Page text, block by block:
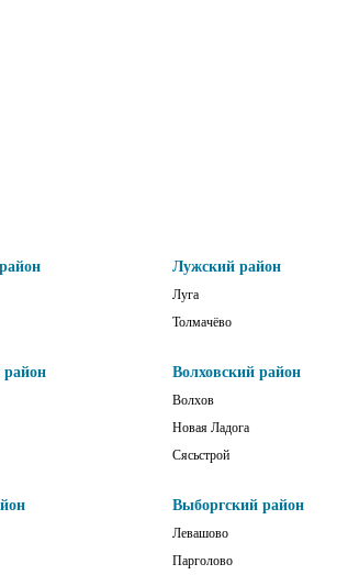
Лужский район
Луга
Толмачёво
район Волховский район
Волхов
Новая Ладога
Сясьстрой
Выборгский район
Левашово
Парголово